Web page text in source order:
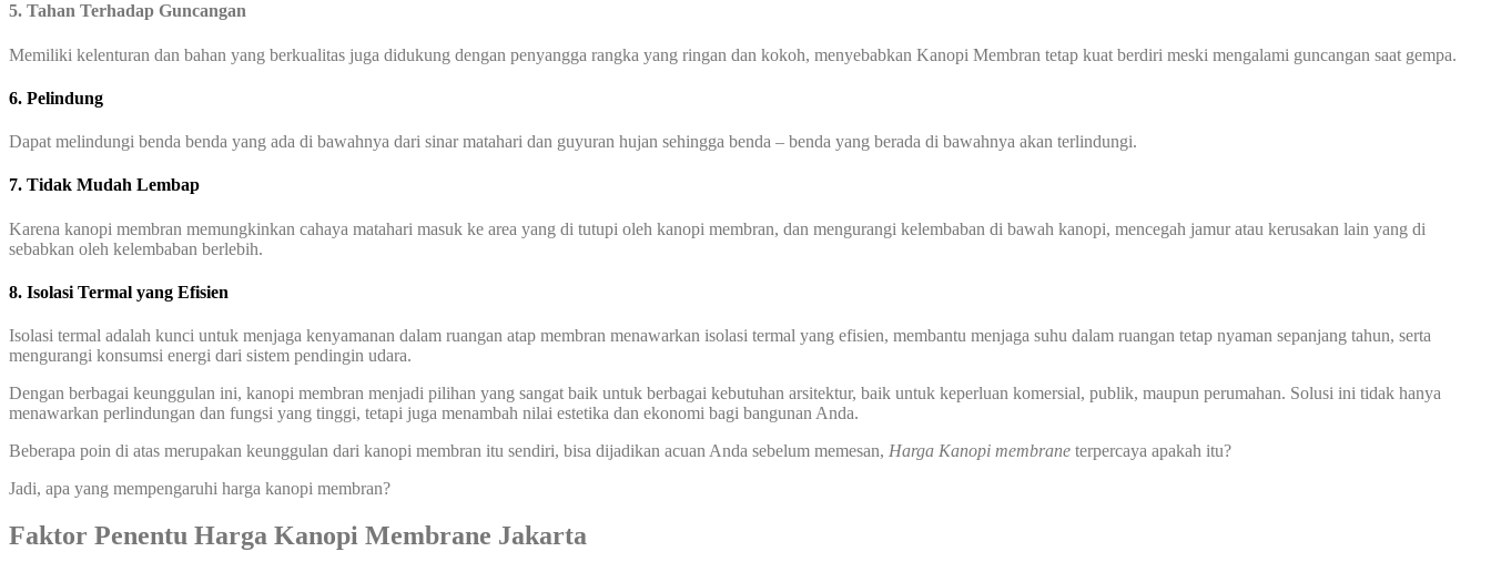
5. Tahan Terhadap Guncangan
Memiliki kelenturan dan bahan yang berkualitas juga didukung dengan penyangga rangka yang ringan dan kokoh, menyebabkan Kanopi Membran tetap kuat berdiri meski mengalami guncangan saat gempa.
6. Pelindung
Dapat melindungi benda benda yang ada di bawahnya dari sinar matahari dan guyuran hujan sehingga benda – benda yang berada di bawahnya akan terlindungi.
7. Tidak Mudah Lembap
Karena kanopi membran memungkinkan cahaya matahari masuk ke area yang di tutupi oleh kanopi membran, dan mengurangi kelembaban di bawah kanopi, mencegah jamur atau kerusakan lain yang di
sebabkan oleh kelembaban berlebih.
8. Isolasi Termal yang Efisien
Isolasi termal adalah kunci untuk menjaga kenyamanan dalam ruangan atap membran menawarkan isolasi termal yang efisien, membantu menjaga suhu dalam ruangan tetap nyaman sepanjang tahun, serta
mengurangi konsumsi energi dari sistem pendingin udara.
Dengan berbagai keunggulan ini, kanopi membran menjadi pilihan yang sangat baik untuk berbagai kebutuhan arsitektur, baik untuk keperluan komersial, publik, maupun perumahan. Solusi ini tidak hanya
menawarkan perlindungan dan fungsi yang tinggi, tetapi juga menambah nilai estetika dan ekonomi bagi bangunan Anda.
Beberapa poin di atas merupakan keunggulan dari kanopi membran itu sendiri, bisa dijadikan acuan Anda sebelum memesan, Harga Kanopi membrane terpercaya apakah itu?
Jadi, apa yang mempengaruhi harga kanopi membran?
Faktor Penentu Harga Kanopi Membrane Jakarta